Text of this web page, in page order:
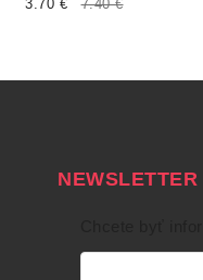
3.70 € 7.40 €
NEWSLETTER